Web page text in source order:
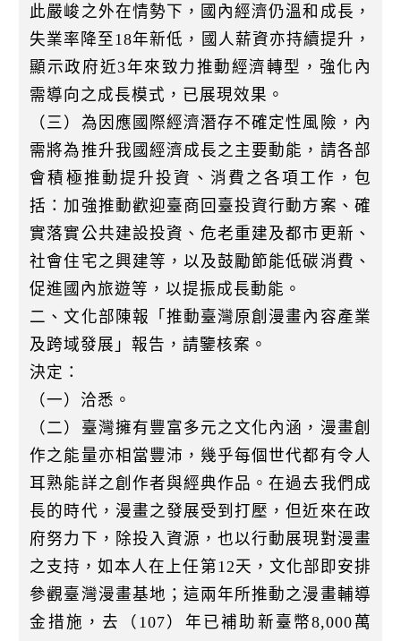
此嚴峻之外在情勢下，國內經濟仍溫和成長，
失業率降至18年新低，國人薪資亦持續提升，
顯示政府近3年來致力推動經濟轉型，強化內
需導向之成長模式，已展現效果。
（三）為因應國際經濟潛存不確定性風險，內
需將為推升我國經濟成長之主要動能，請各部
會積極推動提升投資、消費之各項工作，包
括：加強推動歡迎臺商回臺投資行動方案、確
實落實公共建設投資、危老重建及都市更新、
社會住宅之興建等，以及鼓勵節能低碳消費、
促進國內旅遊等，以提振成長動能。
二、文化部陳報「推動臺灣原創漫畫內容產業
及跨域發展」報告，請鑒核案。
決定：
（一）洽悉。
（二）臺灣擁有豐富多元之文化內涵，漫畫創
作之能量亦相當豐沛，幾乎每個世代都有令人
耳熟能詳之創作者與經典作品。在過去我們成
長的時代，漫畫之發展受到打壓，但近來在政
府努力下，除投入資源，也以行動展現對漫畫
之支持，如本人在上任第12天，文化部即安排
參觀臺灣漫畫基地；這兩年所推動之漫畫輔導
金措施，去（107）年已補助新臺幣8,000萬